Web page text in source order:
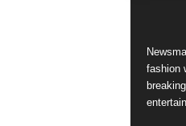
fashion